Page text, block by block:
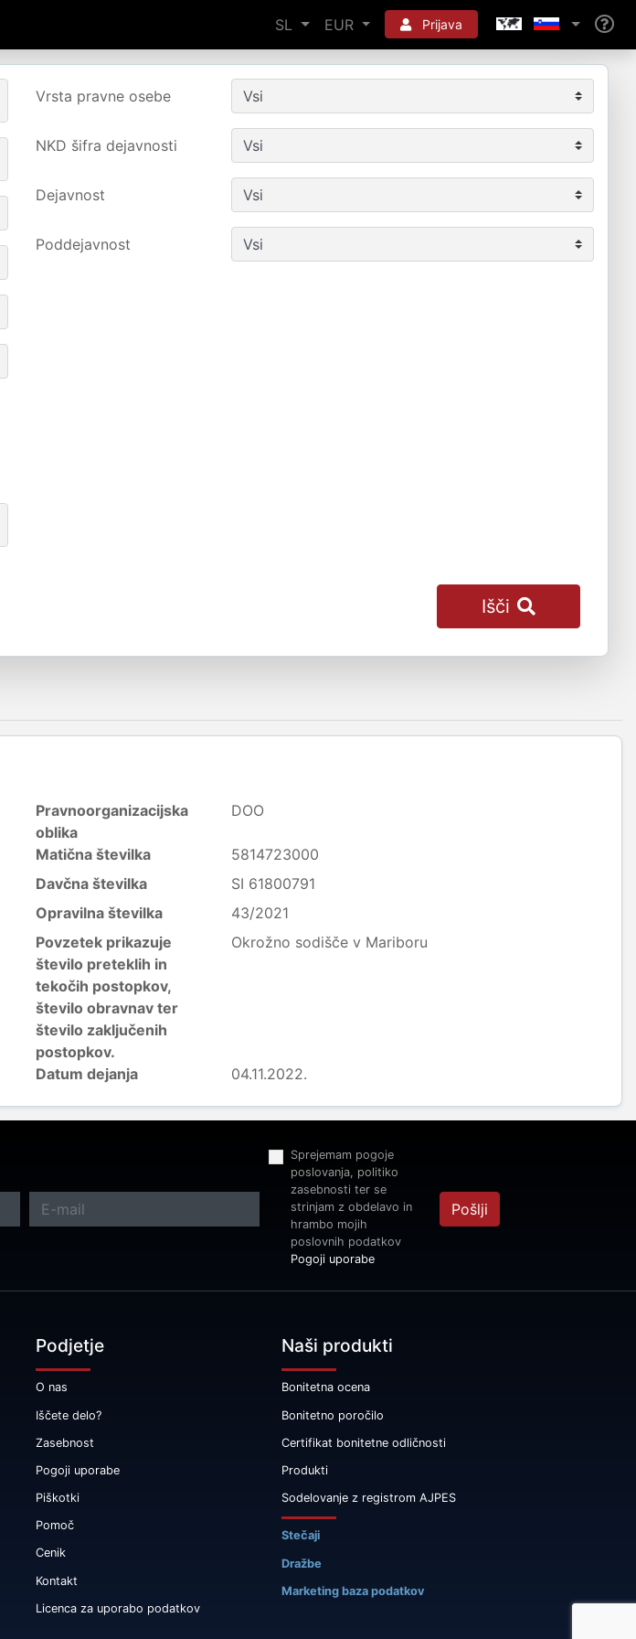
SL EUR Prijava
Vrsta pravne osebe
NKD šifra dejavnosti
Dejavnost
Poddejavnost
Išči
Pravnoorganizacijska
oblika
DOO
Matična številka
5814723000
Davčna številka
SI 61800791
Opravilna številka
43/2021
Povzetek prikazuje
število preteklih in
tekočih postopkov,
število obravnav ter
število zaključenih
postopkov.
Okrožno sodišče v Mariboru
Datum dejanja 04.11.2022.
Sprejemam pogoje
poslovanja, politiko
zasebnosti ter se
strinjam z obdelavo in
hrambo mojih
poslovnih podatkov
Pogoji uporabe
Pošlji
Podjetje
O nas
Iščete delo?
Zasebnost
Pogoji uporabe
Piškotki
Pomoč
Cenik
Kontakt
Licenca za uporabo podatkov
Naši produkti
Bonitetna ocena
Bonitetno poročilo
Certifikat bonitetne odličnosti
Produkti
Sodelovanje z registrom AJPES
Stečaji
Dražbe
Marketing baza podatkov